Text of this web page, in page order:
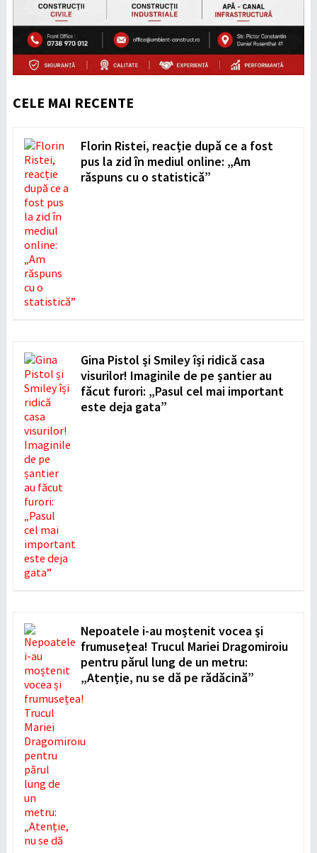
CELE MAI RECENTE
Florin Ristei, reacție după ce a fost
pus la zid în mediul online: „Am
răspuns cu o statistică”
Gina Pistol și Smiley își ridică casa
visurilor! Imaginile de pe șantier au
făcut furori: „Pasul cel mai important
este deja gata”
Nepoatele i-au moștenit vocea și
frumusețea! Trucul Mariei Dragomiroiu
pentru părul lung de un metru:
„Atenție, nu se dă pe rădăcină”